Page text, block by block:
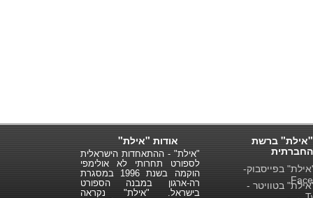
אודות "אילת"
"אילת" - ההתאחדות הישראלית
לספורט תחרותי לא אולימפי
הוקמה בשנת 1996 במסגרת
רה-ארגון במבנה הספורט
בישראל. "אילת" נקראה
"אילת" ברשת
החברתית
בפייסבוק-
בטוויטר -